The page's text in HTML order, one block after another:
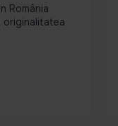
România
originalitatea